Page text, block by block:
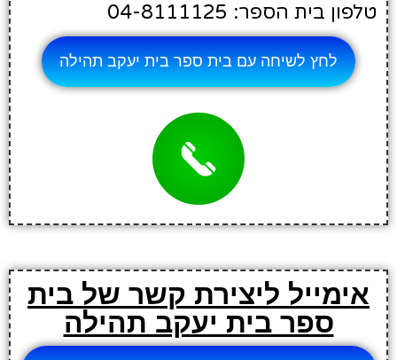
טלפון בית הספר: 04-8111125
לחץ לשיחה עם בית ספר בית יעקב תהילה
אימייל ליצירת קשר של בית
ספר בית יעקב תהילה